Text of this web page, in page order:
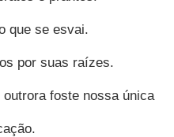
que se esvai.
por suas raízes.
foste nossa única